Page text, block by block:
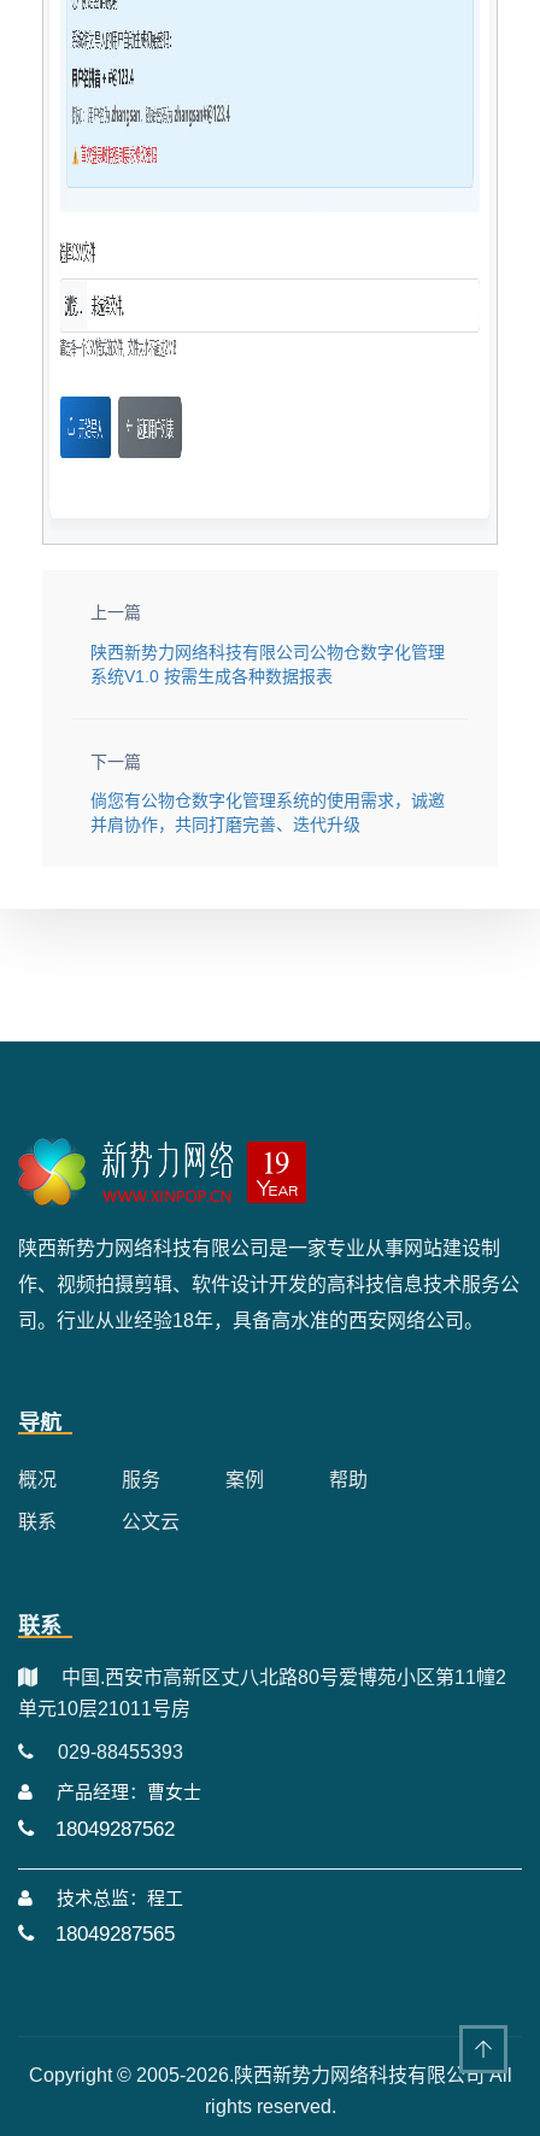
上一篇
陕西新势力网络科技有限公司公物仓数字化管理
系统V1.0 按需生成各种数据报表
下一篇
倘您有公物仓数字化管理系统的使用需求，诚邀
并肩协作，共同打磨完善、迭代升级
陕西新势力网络科技有限公司是一家专业从事网站建设制
作、视频拍摄剪辑、软件设计开发的高科技信息技术服务公
司。行业从业经验18年，具备高水准的西安网络公司。
导航
概况 服务 案例 帮助
联系 公文云
联系
中国.西安市高新区丈八北路80号爱博苑小区第11幢2
单元10层21011号房
029-88455393
产品经理：曹女士
18049287562
技术总监：程工
18049287565
Copyright © 2005-2026.陕西新势力网络科技有限公司 All
rights reserved.